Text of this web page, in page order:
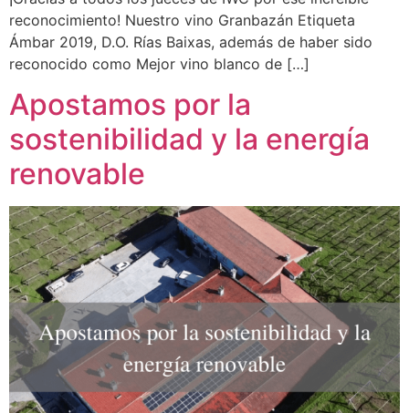
reconocimiento! Nuestro vino Granbazán Etiqueta
Ámbar 2019, D.O. Rías Baixas, además de haber sido
reconocido como Mejor vino blanco de […]
Apostamos por la
sostenibilidad y la energía
renovable